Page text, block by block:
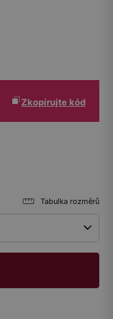
Zkopírujte kód
Tabulka rozměrů